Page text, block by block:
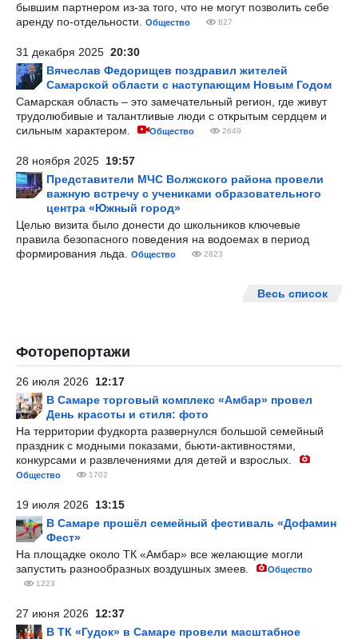
бывшим партнером из-за того, что не могут позволить себе
аренду по-отдельности.
Общество 827
31 декабря 2025 20:30
Вячеслав Федорищев поздравил жителей
Самарской области с наступающим Новым Годом
Самарская область – это замечательный регион, где живут
трудолюбивые и талантливые люди с открытым сердцем и
сильным характером.
Общество 2649
28 ноября 2025 19:57
Представители МЧС Волжского района провели
важную встречу с учениками образовательного
центра «Южный город»
Целью визита было донести до школьников ключевые
правила безопасного поведения на водоемах в период
формирования льда.
Общество 2823
Весь список
Фоторепортажи
26 июля 2026 12:17
В Самаре торговый комплекс «Амбар» провел
День красоты и стиля: фото
На территории фудкорта развернулся большой семейный
праздник с модными показами, бьюти-активностями,
конкурсами и развлечениями для детей и взрослых.
Общество 1702
19 июля 2026 13:15
В Самаре прошёл семейный фестиваль «Дофамин
Фест»
На площадке около ТК «Амбар» все желающие могли
запустить разнообразных воздушных змеев.
Общество
1223
27 июня 2026 12:37
В ТК «Гудок» в Самаре провели масштабное